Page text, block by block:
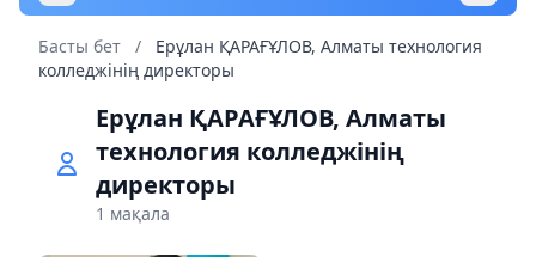
Басты бет /
Ерұлан ҚАРАҒҰЛОВ, Алматы технология
колледжінің директоры
Ерұлан ҚАРАҒҰЛОВ, Алматы
технология колледжінің
директоры
1 мақала